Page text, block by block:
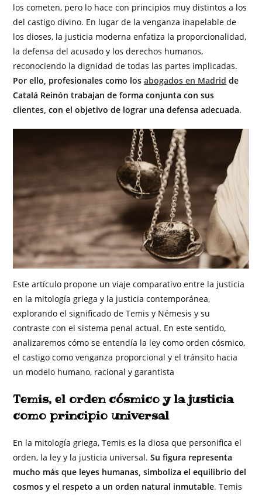
los cometen, pero lo hace con principios muy distintos a los
del castigo divino. En lugar de la venganza inapelable de
los dioses, la justicia moderna enfatiza la proporcionalidad,
la defensa del acusado y los derechos humanos,
reconociendo la dignidad de todas las partes implicadas.
Por ello, profesionales como losabogados en Madrid de
Catalá Reinón trabajan de forma conjunta con sus
clientes, con el objetivo de lograr una defensa adecuada.
Este artículo propone un viaje comparativo entre la justicia
en la mitología griega y la justicia contemporánea,
explorando el significado de Temis y Némesis y su
contraste con el sistema penal actual. En este sentido,
analizaremos cómo se entendía la ley como orden cósmico,
el castigo como venganza proporcional y el tránsito hacia
un modelo humano, racional y garantista
Temis, el orden cósmico y la justicia
como principio universal
En la mitología griega, Temis es la diosa que personifica el
orden, la ley y la justicia universal.Su figura representa
mucho más que leyes humanas, simboliza el equilibrio del
cosmos y el respeto a un orden natural inmutable. Temis